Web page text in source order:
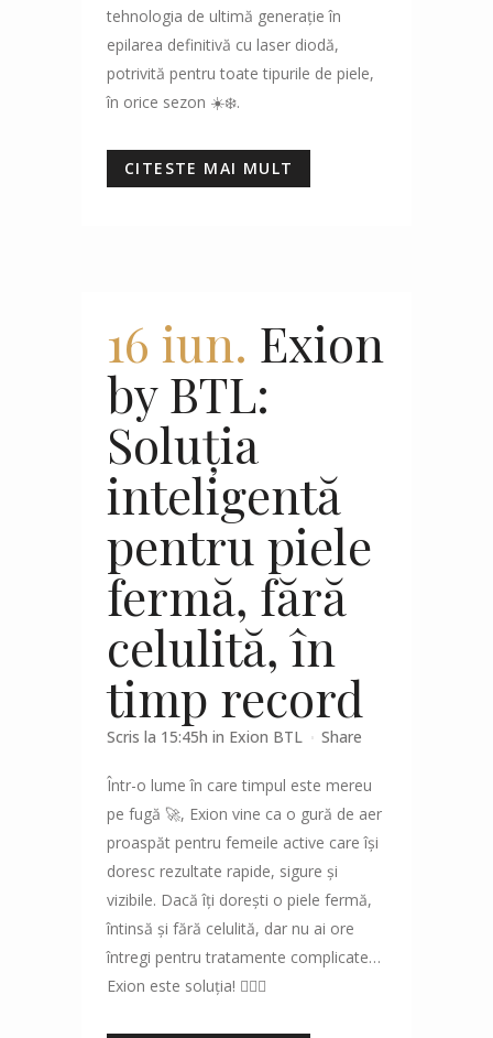
tehnologia de ultimă generație în
epilarea definitivă cu laser diodă,
potrivită pentru toate tipurile de piele,
în orice sezon ☀️❄️.
CITESTE MAI MULT
16 iun. Exion
by BTL:
Soluția
inteligentă
pentru piele
fermă, fără
celulită, în
timp record
Scris la 15:45h in Exion BTL Share
Într-o lume în care timpul este mereu
pe fugă 🚀, Exion vine ca o gură de aer
proaspăt pentru femeile active care își
doresc rezultate rapide, sigure și
vizibile. Dacă îți dorești o piele fermă,
întinsă și fără celulită, dar nu ai ore
întregi pentru tratamente complicate…
Exion este soluția! 💆‍♀️✨